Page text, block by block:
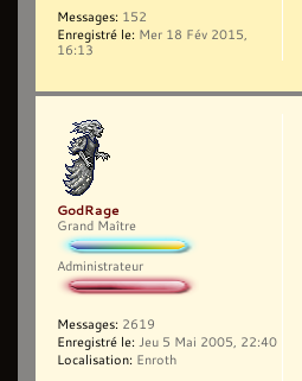
Messages: 152
Enregistré le: Mer 18 Fév 2015,
16:13
GodRage
Grand Maître
Administrateur
Messages: 2619
Enregistré le: Jeu 5 Mai 2005, 22:40
Localisation: Enroth